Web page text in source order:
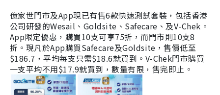
億家世門市及App現已有售6款快速測試套裝，包括香港
公司研發的Wesail、Goldsite、Safecare、及V-Chek。
App限定優惠，購買10支可享75折，而門市則10支8
折。現凡於App購買Safecare及Goldsite，售價低至
$186.7，平均每支只需$18.6就買到。V-Chek門市購買
一支平均不用$17.9就買到，數量有限，售完即止。